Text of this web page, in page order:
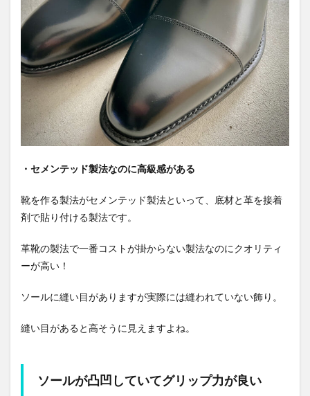
・セメンテッド製法なのに高級感がある
靴を作る製法がセメンテッド製法といって、底材と革を接着
剤で貼り付ける製法です。
革靴の製法で一番コストが掛からない製法なのにクオリティ
ーが高い！
ソールに縫い目がありますが実際には縫われていない飾り。
縫い目があると高そうに見えますよね。
ソールが凸凹していてグリップ力が良い